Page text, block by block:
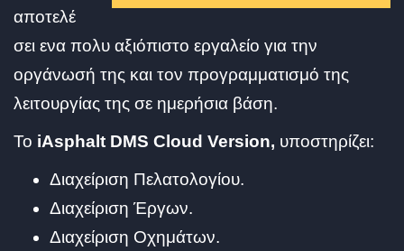
αποτελέ
σει ενα πολυ αξιόπιστο εργαλείο για την
οργάνωσή της και τον προγραμματισμό της
λειτουργίας της σε ημερήσια βάση.
To iAsphalt DMS Cloud Version, υποστηρίζει:
Διαχείριση Πελατολογίου.
Διαχείριση Έργων.
Διαχείριση Οχημάτων.